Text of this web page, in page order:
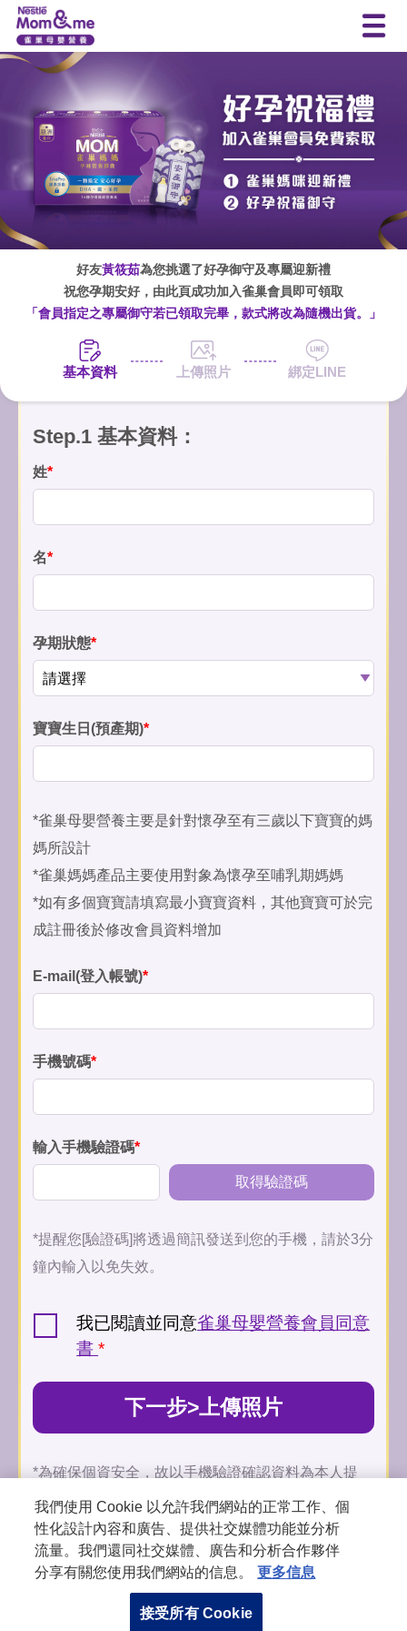
好友黃筱茹為您挑選了好孕御守及專屬迎新禮
祝您孕期安好，由此頁成功加入雀巢會員即可領取
「會員指定之專屬御守若已領取完畢，款式將改為隨機出貨。」
基本資料 上傳照片 綁定LINE
Step.1 基本資料：
姓*
名*
孕期狀態*
寶寶生日(預產期)*
*雀巢母嬰營養主要是針對懷孕至有三歲以下寶寶的媽
媽所設計
*雀巢媽媽產品主要使用對象為懷孕至哺乳期媽媽
*如有多個寶寶請填寫最小寶寶資料，其他寶寶可於完
成註冊後於修改會員資料增加
E-mail(登入帳號)*
手機號碼*
輸入手機驗證碼*
取得驗證碼
*提醒您[驗證碼]將透過簡訊發送到您的手機，請於3分
鐘內輸入以免失效。
我已閱讀並同意雀巢母嬰營養會員同意
書*
下一步>上傳照片
*為確保個資安全，故以手機驗證確認資料為本人提
供，感謝您的耐心與配合
此網站受 reCAPTCHA Enterprise 保護，且在Google 隱私權政策
服務條款
的適用範圍內。
我們使用 Cookie 以允許我們網站的正常工作、個
性化設計內容和廣告、提供社交媒體功能並分析
流量。我們還同社交媒體、廣告和分析合作夥伴
分享有關您使用我們網站的信息。
更多信息
接受所有 Cookie